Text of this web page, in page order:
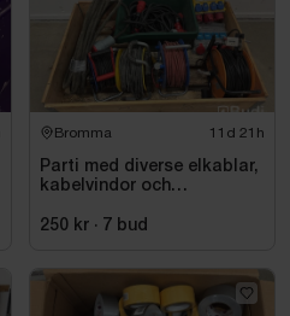
Bromma 11d 21h
Parti med diverse elkablar,
kabelvindor och
250 kr · 7 bud